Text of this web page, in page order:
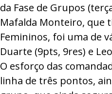
da Fase de Grupos
Mafalda Monteiro, que
Femininos, foi uma de
Duarte (9pts, 9res) e
O esforço das
linha de três pontos,